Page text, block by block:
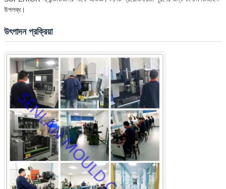
একটি বার্তা রেখে যান
আমরা শীঘ্রই আপনাকে আবার কল করব!
উপলব্ধ।
উৎপাদন প্রক্রিয়া